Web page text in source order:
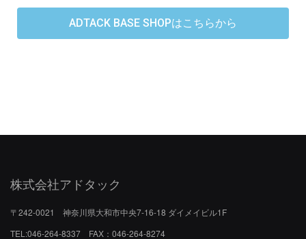
ADTACK BASE SHOPはこちらから
株式会社アドタック
〒242-0021 神奈川県大和市中央7-16-18 ダイメイビル1F
TEL:046-264-8337 FAX：046-264-8274